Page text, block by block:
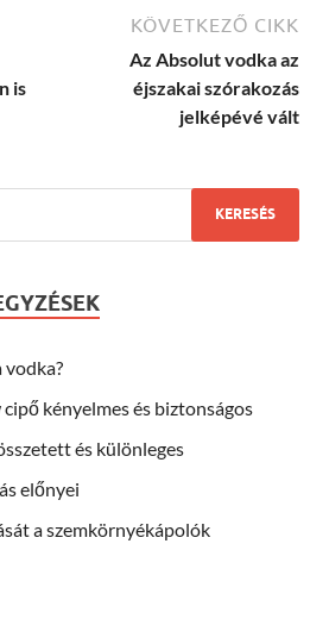
is
KÖVETKEZŐ CIKK
Az Absolut vodka az
éjszakai szórakozás
jelképévé vált
vodka?
kényelmes és biztonságos
és különleges
előnyei
a szemkörnyékápolók